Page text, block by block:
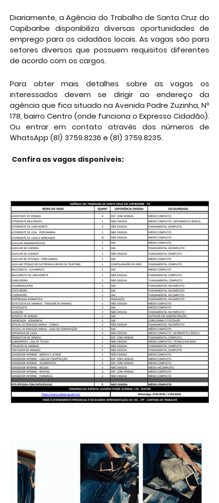
Diariamente, a Agência do Trabalho de Santa Cruz do
Capibaribe disponibiliza diversas oportunidades de
emprego para os cidadãos locais. As vagas são para
setores diversos que possuem requisitos diferentes
de acordo com os cargos.
Para obter mais detalhes sobre as vagas os
interessados devem se dirigir ao endereço da
agência que fica situado na Avenida Padre Zuzinha, Nº
178, bairro Centro (onde funciona o Expresso Cidadão).
Ou entrar em contato através dos números de
WhatsApp (81) 3759.8236 e (81) 3759.8235.
Confira as vagas disponíveis: